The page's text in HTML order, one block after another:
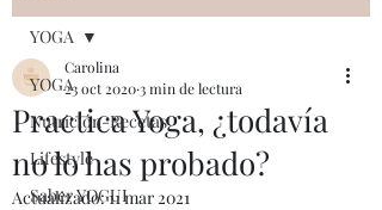
YOGA
Nutrición-Recetas
Lifestyle
Saber YOGUI
YOGA
Practica Yoga, ¿todavía
no lo has probado?
Carolina
23 oct 20203 min de lectura
Actualizado:11 mar 2021